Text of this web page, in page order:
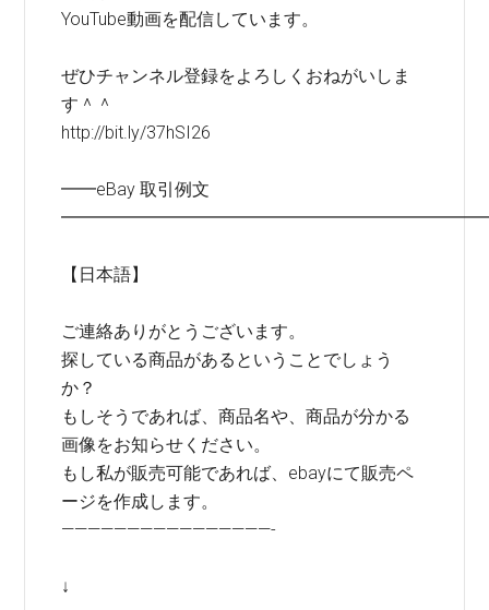
YouTube動画を配信しています。
ぜひチャンネル登録をよろしくおねがいしま
す＾＾
http://bit.ly/37hSI26
━━eBay 取引例文
【日本語】
ご連絡ありがとうございます。
探している商品があるということでしょう
か？
もしそうであれば、商品名や、商品が分かる
画像をお知らせください。
もし私が販売可能であれば、ebayにて販売ペ
ージを作成します。
————————————————-
↓